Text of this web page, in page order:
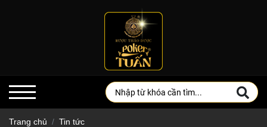
Trang chủ
Tin tức